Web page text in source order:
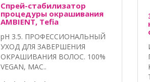
Спрей-стабилизатор
процедуры окрашивания
AMBIENT, Tefia
pH 3.5. ПРОФЕССИОНАЛЬНЫЙ
УХОД ДЛЯ ЗАВЕРШЕНИЯ
ОКРАШИВАНИЯ ВОЛОС. 100%
VEGAN, МАС..